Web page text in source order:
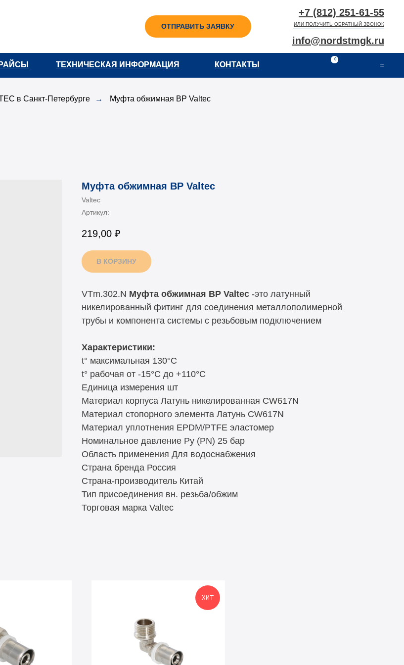
=
+7 (812) 251-61-55
info@nordstmgk.ru
ТЕХНИЧЕСКАЯ ИНФОРМАЦИЯ
ТЕХНИЧЕСКАЯ ИНФОРМАЦИЯ КОНТАКТЫ
КОНТАКТЫ
ИЛИ ПОЛУЧИТЬ ОБРАТНЫЙ ЗВОНОК
ОТПРАВИТЬ ЗАЯВКУ
0
в Санкт-Петербурге → Муфта обжимная ВР Valtec
Муфта обжимная ВР Valtec
Valtec
Артикул:
219,00 ₽
В КОРЗИНУ
VTm.302.N Муфта обжимная ВР Valtec -это латунный
никелированный фитинг для соединения металлополимерной
трубы и компонента системы с резьбовым подключением
Характеристики:
t° максимальная 130°C
t° рабочая от -15°C до +110°C
Единица измерения шт
Материал корпуса Латунь никелированная CW617N
Материал стопорного элемента Латунь CW617N
Материал уплотнения EPDM/PTFE эластомер
Номинальное давление Ру (PN) 25 бар
Область применения Для водоснабжения
Страна бренда Россия
Страна-производитель Китай
Тип присоединения вн. резьба/обжим
Торговая марка Valtec
ХИТ